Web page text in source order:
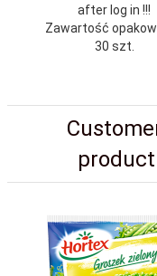
after log in !!!
Zawartość
30 szt.